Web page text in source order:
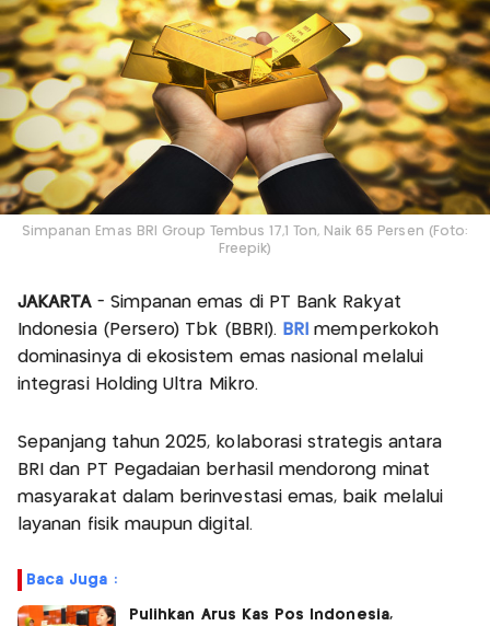
Simpanan Emas BRI Group Tembus 17,1 Ton, Naik 65 Persen (Foto:
Freepik)
JAKARTA- Simpanan emas di PT Bank Rakyat
Indonesia (Persero) Tbk (BBRI). BRI memperkokoh
dominasinya di ekosistem emas nasional melalui
integrasi Holding Ultra Mikro.
Sepanjang tahun 2025, kolaborasi strategis antara
BRI dan PT Pegadaian berhasil mendorong minat
masyarakat dalam berinvestasi emas, baik melalui
layanan fisik maupun digital.
Baca Juga :
Pulihkan Arus Kas Pos Indonesia,